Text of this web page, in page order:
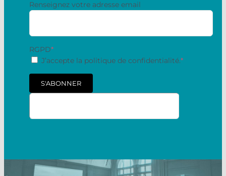
Renseignez votre adresse email
RGPD*
J’accepte la politique de confidentialité.*
S'ABONNER